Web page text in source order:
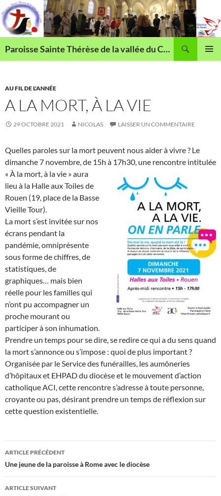
Aller
au
contenu
Paroisse Sainte Thérèse de la vallée du Cailly
AU FIL DE L'ANNÉE
A LA MORT, À LA VIE
29 OCTOBRE 2021 NICOLAS LAISSER UN COMMENTAIRE
Quelles paroles sur la mort peuvent nous aider à vivre ? Le
dimanche 7 novembre, de 15h à 17h30, une rencontre intitulée
« À la mort, à la vie » aura
lieu à la Halle aux Toiles de
Rouen (19, place de la Basse
Vieille Tour).
La mort s’est invitée sur nos
écrans pendant la
pandémie, omniprésente
sous forme de chiffres, de
statistiques, de
graphiques… mais bien
réelle pour les familles qui
n’ont pu accompagner un
proche mourant ou
participer à son inhumation.
Prendre un temps pour se dire, se redire ce qui a du sens quand
la mort s’annonce ou s’impose : quoi de plus important ?
Organisée par le Service des funérailles, les aumôneries
d’hôpitaux et EHPAD du diocèse et le mouvement d’action
catholique ACI, cette rencontre s’adresse à toute personne,
croyante ou pas, désirant prendre un temps de réflexion sur
cette question existentielle.
Navigation
des
articles
ARTICLE PRÉCÉDENT
Une jeune de la paroisse à Rome avec le diocèse
ARTICLE SUIVANT